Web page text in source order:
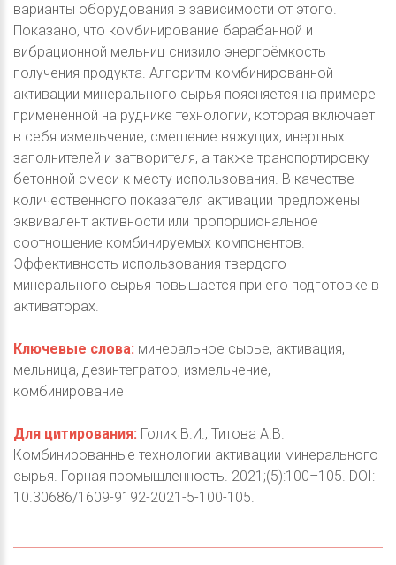
варианты оборудования в зависимости от этого.
Показано, что комбинирование барабанной и
вибрационной мельниц снизило энергоёмкость
получения продукта. Алгоритм комбинированной
активации минерального сырья поясняется на примере
примененной на руднике технологии, которая включает
в себя измельчение, смешение вяжущих, инертных
заполнителей и затворителя, а также транспортировку
бетонной смеси к месту использования. В качестве
количественного показателя активации предложены
эквивалент активности или пропорциональное
соотношение комбинируемых компонентов.
Эффективность использования твердого
минерального сырья повышается при его подготовке в
активаторах.
Ключевые слова: минеральное сырье, активация,
мельница, дезинтегратор, измельчение,
комбинирование
Для цитирования: Голик В.И., Титова А.В.
Комбинированные технологии активации минерального
сырья. Горная промышленность. 2021;(5):100–105. DOI:
10.30686/1609-9192-2021-5-100-105.